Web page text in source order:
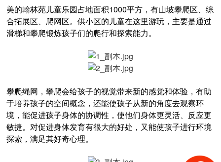
美的翰林苑儿童乐园占地面积1000平方，有山坡攀爬区、综
合拓展区、爬网区。供小区的儿童在这里游玩，主要是通过
滑梯和攀爬锻炼孩子们的爬行和探索能力。
攀爬绳网，攀爬会给孩子的视觉带来新的感觉和体验，有助
于培养孩子的空间概念，还能使孩子从新的角度去观察环
境，能促进孩子身体的协调性，使他们身体更灵活、反应更
敏捷。对促进身体发育有很大的好处，又能使孩子进行环境
探索，满足其好奇心理。